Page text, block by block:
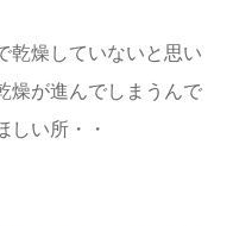
乾燥していないと思い
燥が進んでしまうんで
しい所・・